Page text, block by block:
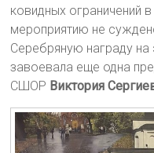
ковидных ограничений
мероприятию не
Серебряную награду на
завоевала еще одна
СШОР Виктория